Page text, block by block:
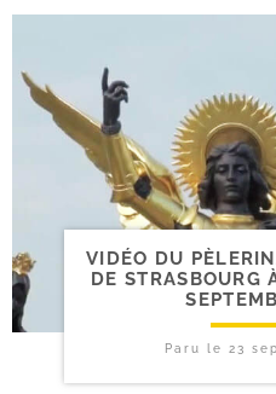
VIDÉO DU
DE STRASBOURG
Paru le 23